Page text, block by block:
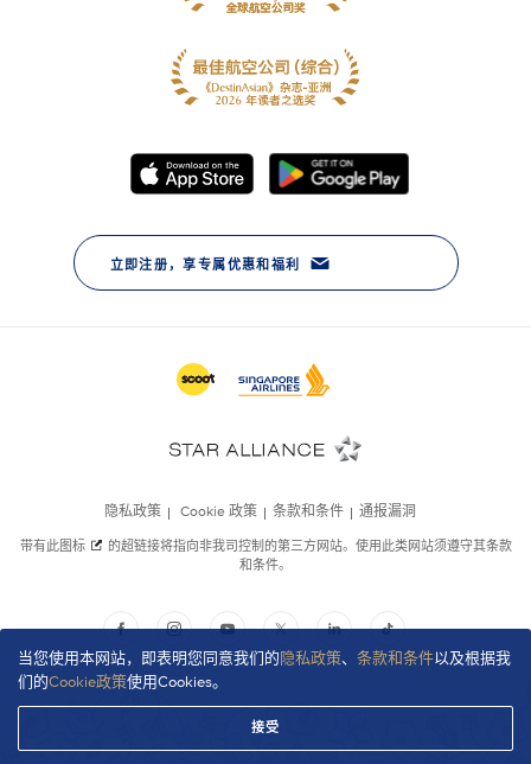
当您使用本网站，即表明您同意我们的隐私政策、 条款和条件以及根据我
们的Cookie政策使用Cookies。
接受